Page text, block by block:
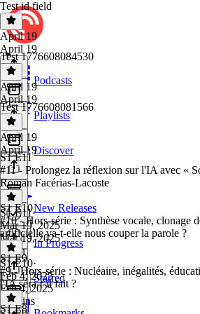
Podcasts
Playlists
Discover
New Releases
In Progress
Starred
Test id field
April 19
April 19
Test 1776608084530
April 19
April 19
Test 1776608081566
April 19
April 19
S1 E11
#11 - Prolongez la réflexion sur l'IA avec «
Roman Facérias-Lacoste
S1 E11·
Mar 19, 2025
Mar 19, 2025
1 min
S1 E10
#10 - Hors-série : Synthèse vocale, clonage
artificielle va-t-elle nous couper la parole ?
S1 E10·
Feb 4, 2025
Feb 4, 2025
48 mins
S1 E9
#9 - Hors-série : Nucléaire, inégalités,
l'IA sera-t-il fait ?
S1 E8